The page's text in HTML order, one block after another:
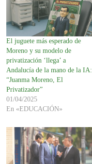
El juguete más esperado de
Moreno y su modelo de
privatización ‘llega’ a
Andalucía de la mano de la IA:
“Juanma Moreno, El
Privatizador”
01/04/2025
En «EDUCACIÓN»